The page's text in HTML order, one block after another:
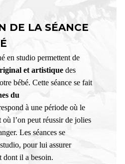
DE LA SÉANCE
en studio permettent de
et artistique des
bébé. Cette séance se fait
du
à une période où le
où l’on peut réussir de jolies
Les séances se
pour lui assurer
dont il a besoin.